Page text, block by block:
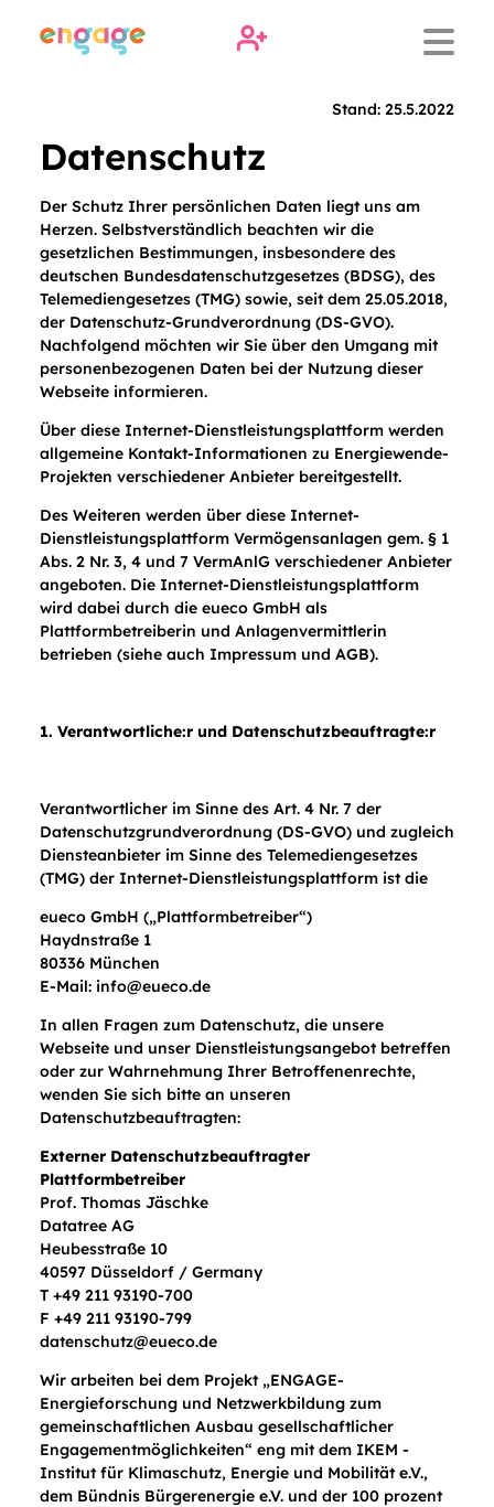
Stand: 25.5.2022
Datenschutz
Der Schutz Ihrer persönlichen Daten liegt uns am
Herzen. Selbstverständlich beachten wir die
gesetzlichen Bestimmungen, insbesondere des
deutschen Bundesdatenschutzgesetzes (BDSG), des
Telemediengesetzes (TMG) sowie, seit dem 25.05.2018,
der Datenschutz-Grundverordnung (DS-GVO).
Nachfolgend möchten wir Sie über den Umgang mit
personenbezogenen Daten bei der Nutzung dieser
Webseite informieren.
Über diese Internet-Dienstleistungsplattform werden
allgemeine Kontakt-Informationen zu Energiewende-
Projekten verschiedener Anbieter bereitgestellt.
Des Weiteren werden über diese Internet-
Dienstleistungsplattform Vermögensanlagen gem. § 1
Abs. 2 Nr. 3, 4 und 7 VermAnlG verschiedener Anbieter
angeboten. Die Internet-Dienstleistungsplattform
wird dabei durch die eueco GmbH als
Plattformbetreiberin und Anlagenvermittlerin
betrieben (siehe auch Impressum und AGB).
1. Verantwortliche:r und Datenschutzbeauftragte:r
Verantwortlicher im Sinne des Art. 4 Nr. 7 der
Datenschutzgrundverordnung (DS-GVO) und zugleich
Diensteanbieter im Sinne des Telemediengesetzes
(TMG) der Internet-Dienstleistungsplattform ist die
eueco GmbH („Plattformbetreiber“)
Haydnstraße 1
80336 München
E-Mail: info@eueco.de
In allen Fragen zum Datenschutz, die unsere
Webseite und unser Dienstleistungsangebot betreffen
oder zur Wahrnehmung Ihrer Betroffenenrechte,
wenden Sie sich bitte an unseren
Datenschutzbeauftragten:
Externer Datenschutzbeauftragter
Plattformbetreiber
Prof. Thomas Jäschke
Datatree AG
Heubesstraße 10
40597 Düsseldorf / Germany
T +49 211 93190-700
F +49 211 93190-799
datenschutz@eueco.de
Wir arbeiten bei dem Projekt „ENGAGE-
Energieforschung und Netzwerkbildung zum
gemeinschaftlichen Ausbau gesellschaftlicher
Engagementmöglichkeiten“ eng mit dem IKEM -
Institut für Klimaschutz, Energie und Mobilität e.V.,
dem Bündnis Bürgerenergie e.V. und der 100 prozent